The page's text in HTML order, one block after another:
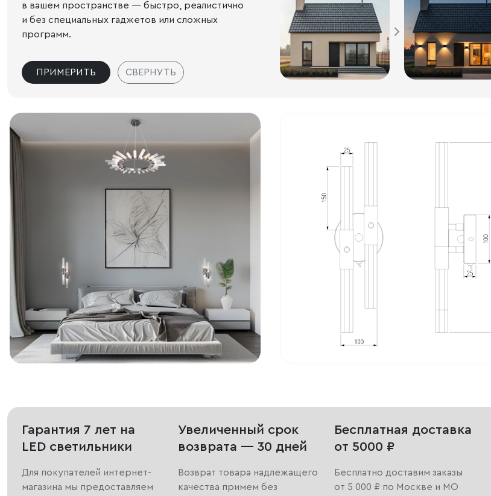
в вашем пространстве — быстро, реалистично
и без специальных гаджетов или сложных
программ.
ПРИМЕРИТЬ СВЕРНУТЬ
Гарантия 7 лет на
LED светильники
Для покупателей интернет-
магазина мы предоставляем
Увеличенный срок
возврата — 30 дней
Возврат товара надлежащего
качества примем без
Бесплатная доставка
от 5000 ₽
Бесплатно доставим заказы
от 5 000 ₽ по Москве и МО